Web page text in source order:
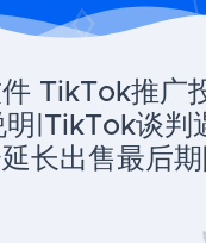
TikTok推广
|TikTok谈判
长出售最后